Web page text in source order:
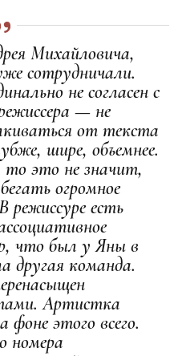
Михайловича,
сотрудничали.
не согласен с
— не
от текста
шире, объемнее.
то это не значит,
огромное
режиссуре есть
что был у Яны в
другая команда.
Артистка
фоне этого всего.
номера